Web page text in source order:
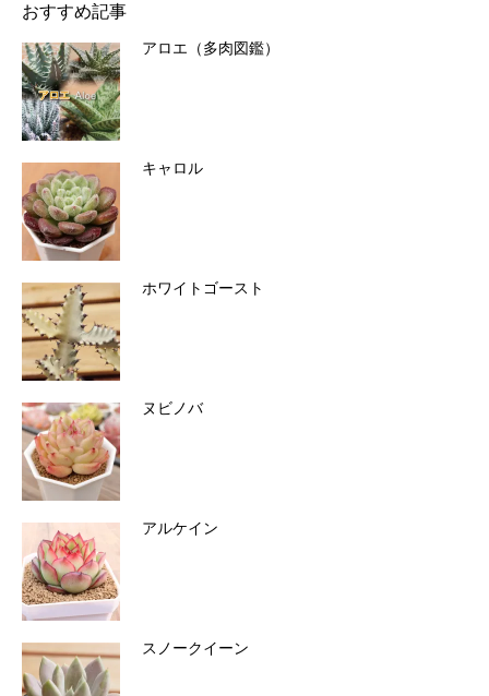
おすすめ記事
アロエ（多肉図鑑）
キャロル
ホワイトゴースト
ヌビノバ
アルケイン
スノークイーン